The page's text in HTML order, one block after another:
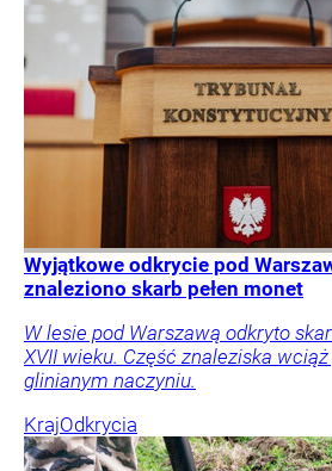
Wyjątkowe odkrycie pod
znaleziono skarb pełen monet
W lesie pod Warszawą odkryto
XVII wieku. Część znaleziska
glinianym naczyniu.
KrajOdkrycia